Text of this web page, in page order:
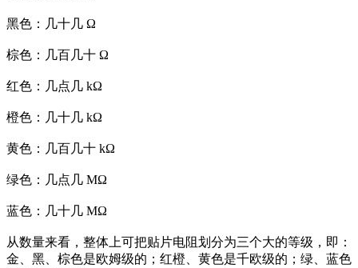
黑色：几十几 Ω
棕色：几百几十 Ω
红色：几点几 kΩ
橙色：几十几 kΩ
黄色：几百几十 kΩ
绿色：几点几 MΩ
蓝色：几十几 MΩ
从数量来看，整体上可把贴片电阻划分为三个大的等级，即：
金、黑、棕色是欧姆级的；红橙、黄色是千欧级的；绿、蓝色